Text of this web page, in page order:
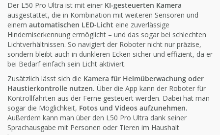
Der L50 Pro Ultra ist mit einer KI-gesteuerten Kamera
ausgestattet, die in Kombination mit weiteren Sensoren und
einem automatischen LED-Licht eine zuverlässige
Hinderniserkennung ermöglicht – und das sogar bei schlechten
Lichtverhältnissen. So navigiert der Roboter nicht nur präzise,
sondern bleibt auch in dunkleren Ecken sicher und effizient, da er
bei Bedarf einfach sein Licht aktiviert.
Zusätzlich lässt sich die Kamera für Heimüberwachung oder
Haustierkontrolle nutzen. Über die App kann der Roboter für
Kontrollfahrten aus der Ferne gesteuert werden. Dabei hat man
sogar die Möglichkeit, Fotos und Videos aufzunehmen.
Außerdem kann man über den L50 Pro Ultra dank seiner
Sprachausgabe mit Personen oder Tieren im Haushalt